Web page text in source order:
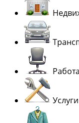
Работа
Услуги